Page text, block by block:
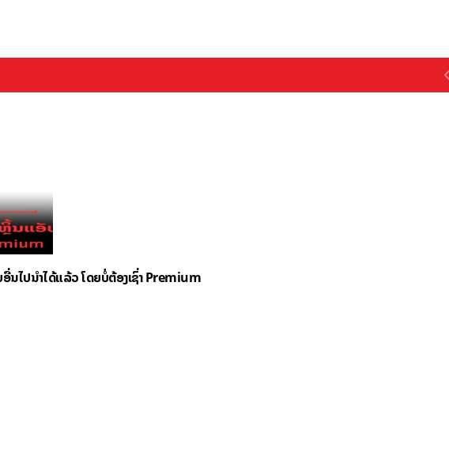
ນໄປນຳໄດ້ແລ້ວ ໂດຍບໍ່ຕ້ອງເຊົ່າ Premium